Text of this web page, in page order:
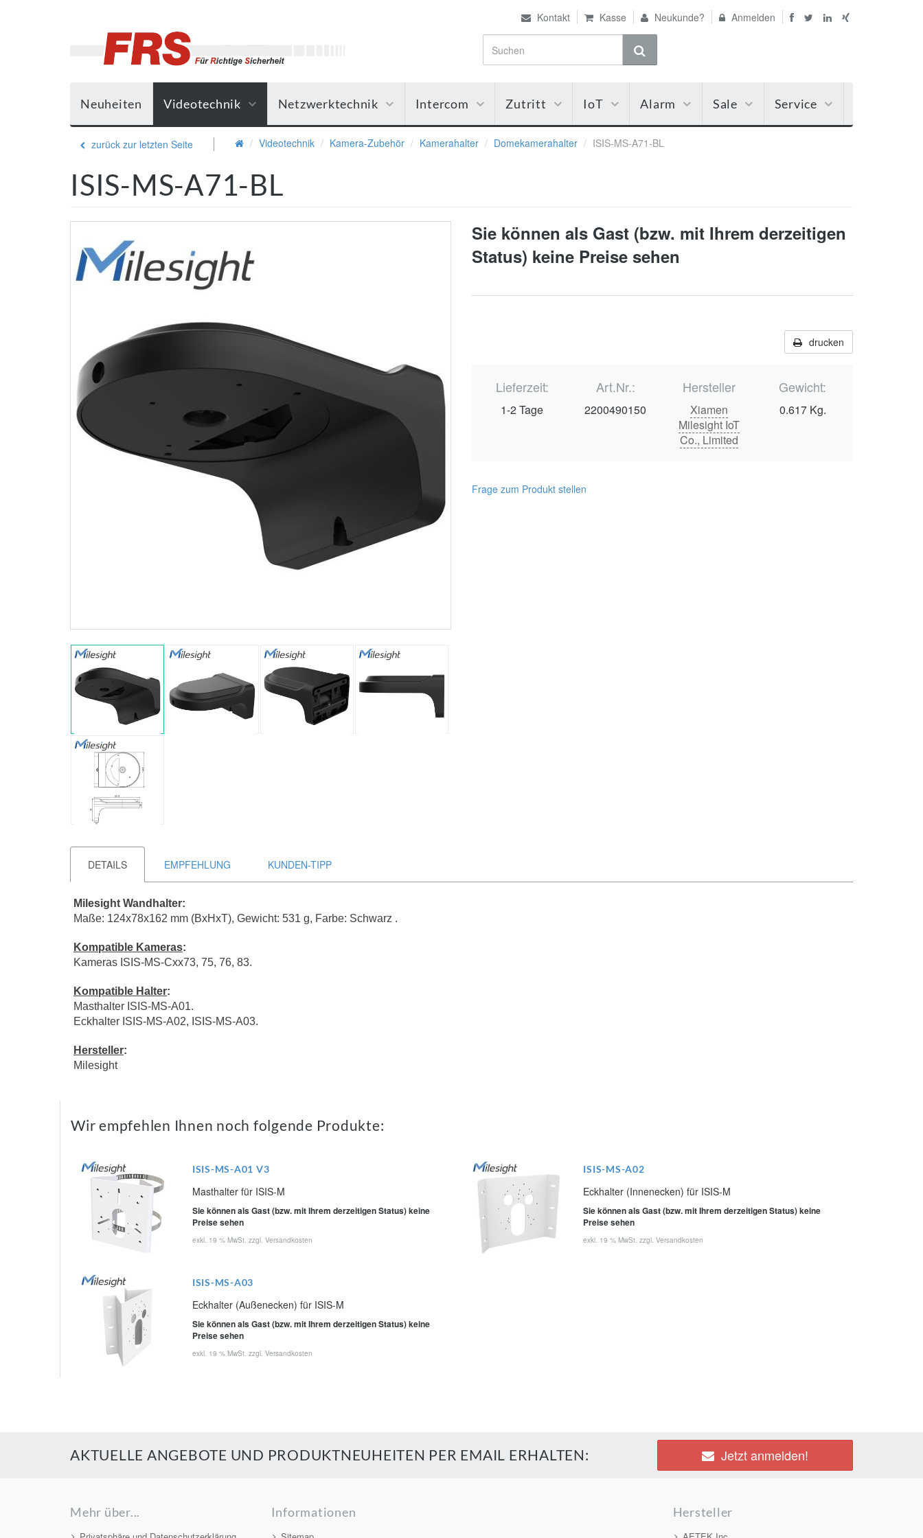
Kontakt Kasse Neukunde? Anmelden
Neuheiten Videotechnik Netzwerktechnik Intercom Zutritt IoT Alarm Sale Service
zurück zur letzten Seite Videotechnik Kamera-Zubehör Kamerahalter Domekamerahalter ISIS-MS-A71-BL
ISIS-MS-A71-BL
Sie können als Gast (bzw. mit Ihrem derzeitigen
Status) keine Preise sehen
drucken
Lieferzeit:
1-2 Tage
Art.Nr.:
2200490150
Hersteller
Xiamen
Milesight IoT
Co., Limited
Gewicht:
0.617 Kg.
Frage zum Produkt stellen
DETAILS EMPFEHLUNG KUNDEN-TIPP
Milesight Wandhalter:
Maße: 124x78x162 mm (BxHxT), Gewicht: 531 g, Farbe: Schwarz .
Kompatible Kameras:
Kameras ISIS-MS-Cxx73, 75, 76, 83.
Kompatible Halter:
Masthalter ISIS-MS-A01.
Eckhalter ISIS-MS-A02, ISIS-MS-A03.
Hersteller:
Milesight
Wir empfehlen Ihnen noch folgende Produkte:
ISIS-MS-A01 V3
Masthalter für ISIS-M
Sie können als Gast (bzw. mit Ihrem derzeitigen Status) keine
Preise sehen
exkl. 19 % MwSt. zzgl. Versandkosten
ISIS-MS-A02
Eckhalter (Innenecken) für ISIS-M
Sie können als Gast (bzw. mit Ihrem derzeitigen Status) keine
Preise sehen
exkl. 19 % MwSt. zzgl.Versandkosten
ISIS-MS-A03
Eckhalter (Außenecken) für ISIS-M
Sie können als Gast (bzw. mit Ihrem derzeitigen Status) keine
Preise sehen
exkl. 19 % MwSt. zzgl. Versandkosten
AKTUELLE ANGEBOTE UND PRODUKTNEUHEITEN PER EMAIL ERHALTEN: Jetzt anmelden!
Mehr über... Informationen Hersteller